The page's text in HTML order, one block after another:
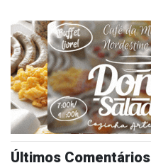
Últimos Comentários